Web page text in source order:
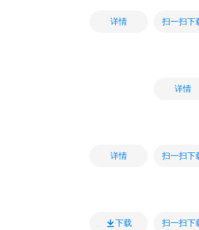
详情 扫一扫下
详情
详情 扫一扫下
下载 扫一扫下